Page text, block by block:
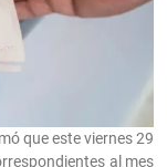
que este viernes 29
al mes